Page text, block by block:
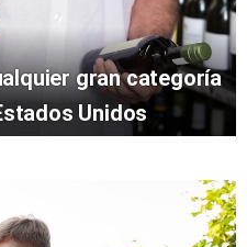
gran categoría
Unidos